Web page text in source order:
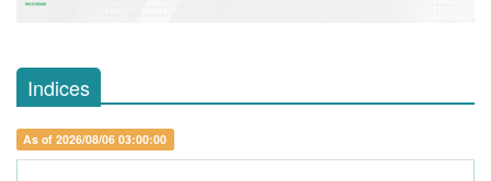
Indices
As of 2026/08/06 03:00:00